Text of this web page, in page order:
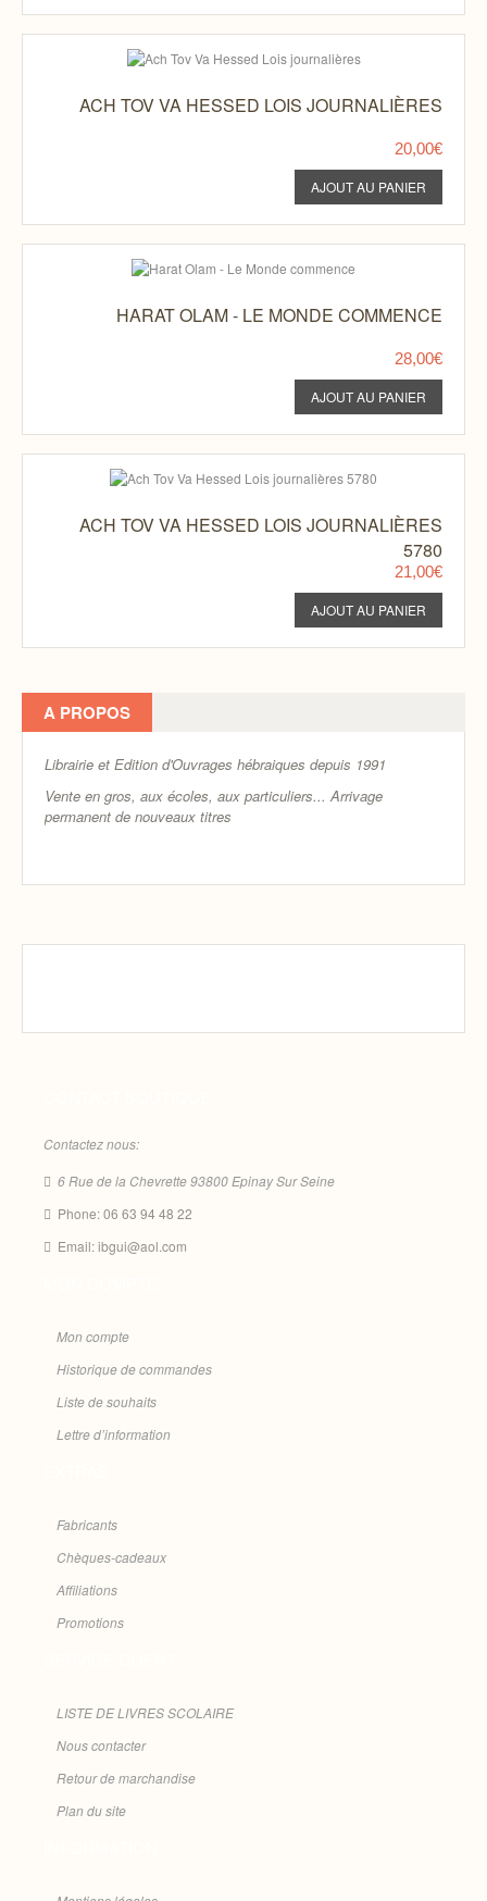
ACH TOV VA HESSED LOIS JOURNALIÈRES
20,00€
HARAT OLAM - LE MONDE COMMENCE
28,00€
ACH TOV VA HESSED LOIS JOURNALIÈRES
5780
21,00€
A PROPOS
Librairie et Edition d'Ouvrages hébraiques depuis 1991
Vente en gros, aux écoles, aux particuliers...Arrivage
permanent de nouveaux titres
Contactez nous:
6 Rue de la Chevrette 93800 Epinay Sur Seine
Phone: 06 63 94 48 22
Email: ibgui@aol.com
Mon compte
Historique de commandes
Liste de souhaits
Lettre d’information
Fabricants
Chèques-cadeaux
Affiliations
Promotions
LISTE DE LIVRES SCOLAIRE
Nous contacter
Retour de marchandise
Plan du site